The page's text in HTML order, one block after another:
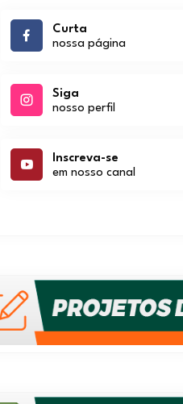
Curta
nossa página
Siga
nosso perfil
Inscreva-se
em nosso canal